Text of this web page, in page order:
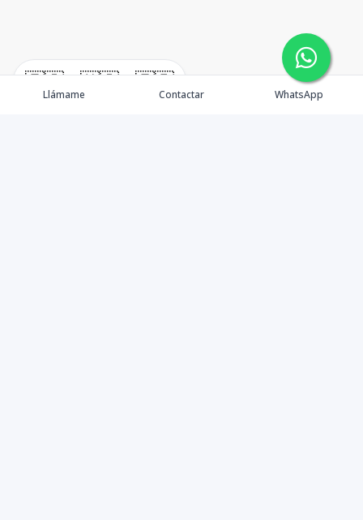
🇪🇸 🇺🇸 🇫🇷
Llámame Contactar WhatsApp